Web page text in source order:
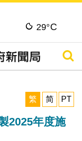
29°C
搜尋
繁
简 PT
2025年度施